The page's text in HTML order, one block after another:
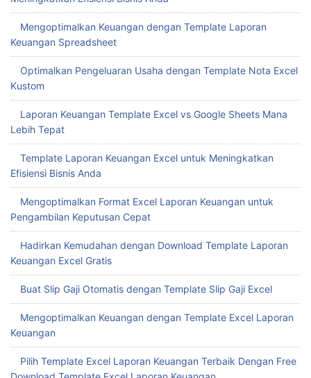
Mengelola Stok dengan Template Excel Stok Barang untuk
Meningkatkan Efisiensi Bisnis Anda
Mengoptimalkan Keuangan dengan Template Laporan
Keuangan Spreadsheet
Kustom
Laporan Keuangan Template Excel vs Google Sheets Mana
Lebih Tepat
Efisiensi Bisnis Anda
Mengoptimalkan Format Excel Laporan Keuangan untuk
Pengambilan Keputusan Cepat
Hadirkan Kemudahan dengan Download Template Laporan
Keuangan Excel Gratis
Buat Slip Gaji Otomatis dengan Template Slip Gaji Excel
Mengoptimalkan Keuangan dengan Template Excel Laporan
Keuangan